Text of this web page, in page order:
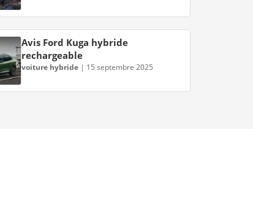
Avis Ford Kuga hybride
rechargeable
voiture hybride | 15 septembre 2025